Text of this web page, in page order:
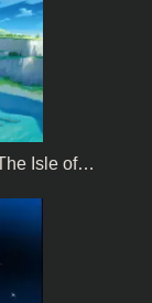
Isle of…